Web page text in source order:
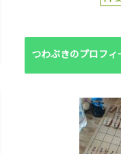
つわぶきのプロフィ